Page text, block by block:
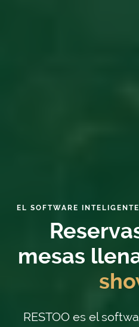
EL SOFTWARE
mesas
RESTOO es el